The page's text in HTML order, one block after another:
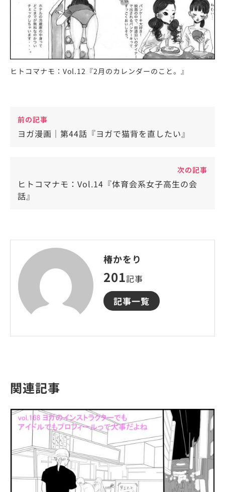
ヒトコマナモ：Vol.12『2月のカレンダーのこと。』
前の記事
ヨガ漫画｜第44話『ヨガで猫背を直したい』
次の記事
ヒトコマナモ：Vol.14『体育会系女子高生の会
話』
椿かをり
201記事
記事一覧
関連記事